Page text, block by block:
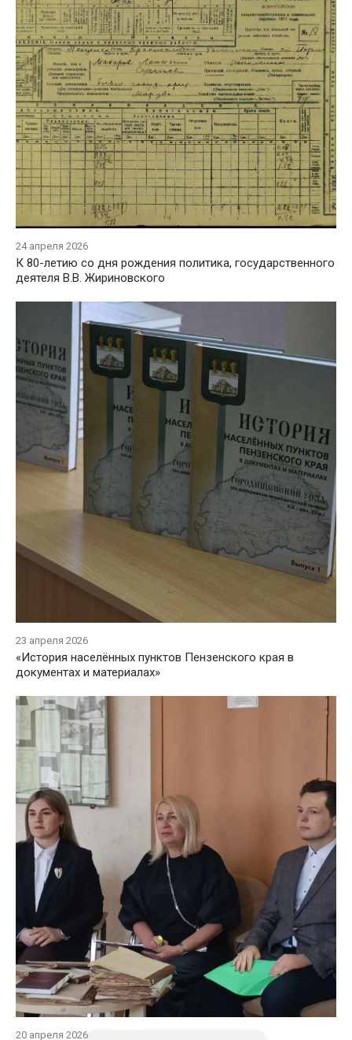
24 апреля 2026
К 80-летию со дня рождения политика, государственного
деятеля В.В. Жириновского
23 апреля 2026
«История населённых пунктов Пензенского края в
документах и материалах»
20 апреля 2026